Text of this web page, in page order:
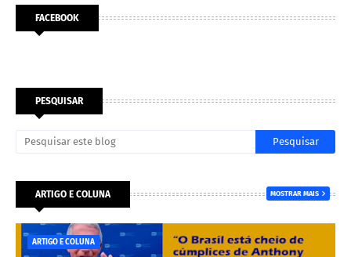
FACEBOOK
PESQUISAR
ARTIGO E COLUNA MOSTRAR MAIS
ARTIGO E COLUNA